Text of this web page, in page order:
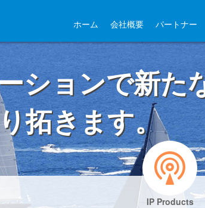
ホーム 会社概要 パートナー
ションで新た
拓きます。
IP Products